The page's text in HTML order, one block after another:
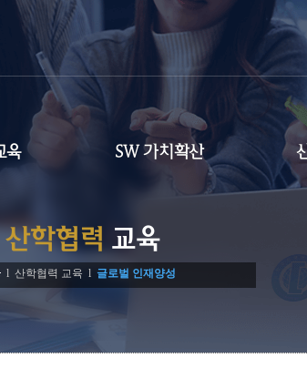
육 SW 가치확산
l 산학협력 교육 l 글로벌 인재양성
산학협력 교육